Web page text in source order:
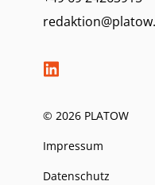
© 2026 PLATOW
Impressum
Datenschutz